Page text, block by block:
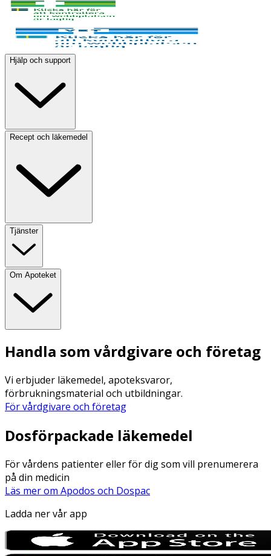
Hjälp och support
Recept och läkemedel
Tjänster
Om Apoteket
Handla som vårdgivare och företag
Vi erbjuder läkemedel, apoteksvaror,
förbrukningsmaterial och utbildningar.
För vårdgivare och företag
Dosförpackade läkemedel
För vårdens patienter eller för dig som vill prenumerera
på din medicin
Läs mer om Apodos och Dospac
Ladda ner vår app